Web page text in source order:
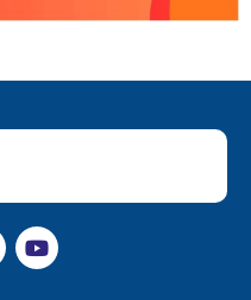
Y
o
u